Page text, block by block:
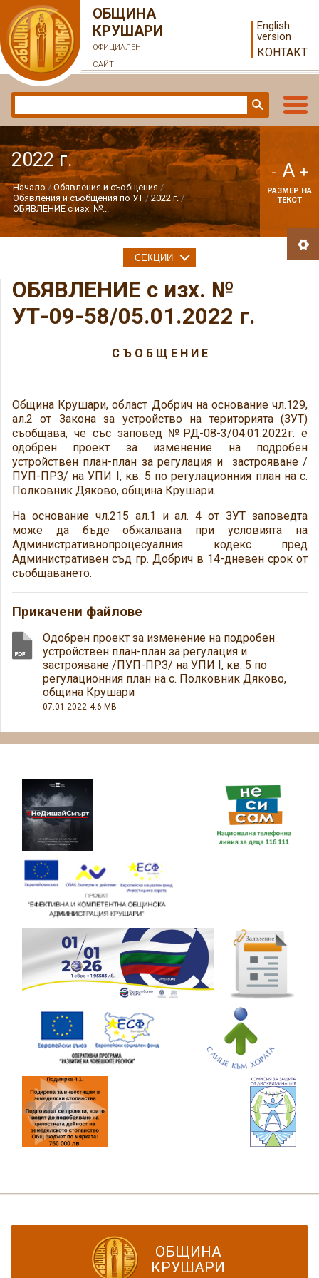
ОБЩИНА
КРУШАРИ
ОФИЦИАЛЕН
САЙТ
English
version
КОНТАКТ
2022 г.
Начало
Обявления и съобщения
Обявления и съобщения по УТ
2022 г.
ОБЯВЛЕНИЕ с изх. №...
- A +
РАЗМЕР НА
ТЕКСТ
ОБЯВЛЕНИЕ с изх. №
УТ-09-58/05.01.2022 г.
С Ъ О Б Щ Е Н И Е
Община Крушари, област Добрич на основание чл.129,
ал.2 от Закона за устройство на територията (ЗУТ)
съобщава, че със заповед №РД-08-3/04.01.2022г. е
одобрен проект за изменение на подробен
устройствен план-план за регулация и застрояване /
ПУП-ПРЗ/ на УПИ I, кв. 5 по регулационния план на с.
Полковник Дяково, община Крушари.
На основание чл.215 ал.1 и ал. 4 от ЗУТ заповедта
може да бъде обжалвана при условията на
Административнопроцесуалния кодекс пред
Административен съд гр. Добрич в 14-дневен срок от
съобщаването.
Прикачени файлове
Одобрен проект за изменение на подробен
устройствен план-план за регулация и
застрояване /ПУП-ПРЗ/ на УПИ I, кв. 5 по
регулационния план на с. Полковник Дяково,
община Крушари
07.01.2022 4.6 MB
СЕКЦИИ
ОБЩИНА
КРУШАРИ